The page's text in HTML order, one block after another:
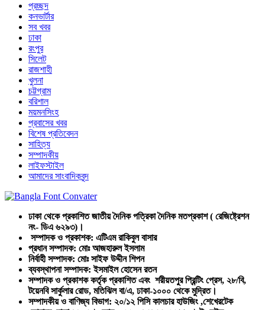
প্রচ্ছদ
কনভার্টার
সব খবর
ঢাকা
রংপুর
সিলেট
রাজশাহী
খুলনা
চট্টগ্রাম
বরিশাল
ময়মনসিংহ
প্রবাসের খবর
বিশেষ প্রতিবেদন
সাহিত্য
সম্পাদকীয়
লাইফস্টাইল
আমাদের সাংবাদিকবৃন্দ
ঢাকা থেকে প্রকাশিত জাতীয় দৈনিক পত্রিকা দৈনিক মতপ্রকাশ ( রেজিষ্ট্রেশন
নং- ডিএ ৬২৯৩)।
সম্পাদক ও প্রকাশক: এটিএম রাকিবুল বাসার
প্রধান সম্পাদক: মোঃ আজহারুল ইসলাম
নির্বাহী সম্পাদক: মোঃ সাইফ উদ্দীন শিপন
ব্যবস্থাপনা সম্পাদক: ইসমাইল হোসেন রতন
সম্পাদক ও প্রকাশক কর্তৃক প্রকাশিত এবং শরীয়তপুর প্রিন্টিং প্রেস, ২৮/বি,
টয়েনবি সার্কুলার রোড, মতিঝিল বা/এ, ঢাকা-১০০০ থেকে মুদ্রিত।
সম্পাদকীয় ও বাণিজ্য বিভাগ: ২০/১২ পিসি কালচার হাউজিং ,শেখেরটেক